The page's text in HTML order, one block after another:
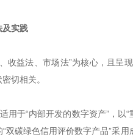
及实践
收益法、市场法”为核心，且呈
切相关。
用于“内部开发的数字资产”，
双碳绿色信用评价数字产品”采